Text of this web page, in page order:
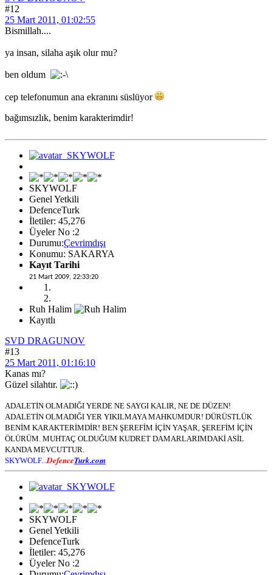
#12
25 Mart 2011, 01:02:55
Bismillah....
ya insan, silaha aşık olur mu?
ben oldum
cep telefonumun ana ekranını süslüyor
bağımsızlık, benim karakterimdir!
SKYWOLF
Genel Yetkili
DefenceTurk
İletiler: 45,276
Üyeler No :2
Durumu:Çevrimdışı
Konumu: SAKARYA
Kayıt Tarihi
21 Mart 2009, 22:33:20
Ruh Halim
Kayıtlı
SVD DRAGUNOV
#13
25 Mart 2011, 01:16:10
Kanas mı?
Güzel silahtır.
ADALETİN OLMADIĞI YERDE NE SAYGI KALIR, NE DE DÜZEN!
ADALETİN OLMADIĞI YER YIKILMAYA MAHKUMDUR! DÜRÜSTLÜK
BENİM KARAKTERİMDİR! BEN ŞEREFİM İÇİN YAŞAR, ŞEREFİM İÇİN
ÖLÜRÜM. MUHTAÇ OLDUĞUM KUDRET DAMARLARIMDAKİ ASİL
KANDA MEVCUTTUR.
SKYWOLF... DefenceTurk.com
SKYWOLF
Genel Yetkili
DefenceTurk
İletiler: 45,276
Üyeler No :2